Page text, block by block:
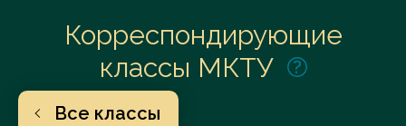
Корреспондирующие
классы МКТУ
Все классы